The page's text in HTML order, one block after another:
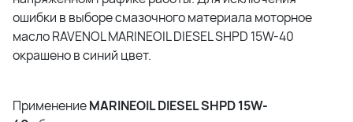
ошибки в выборе смазочного материала моторное
масло RAVENOL MARINEOIL DIESEL SHPD 15W-40
окрашено в синий цвет.
ПрименениеMARINEOIL DIESEL SHPD 15W-